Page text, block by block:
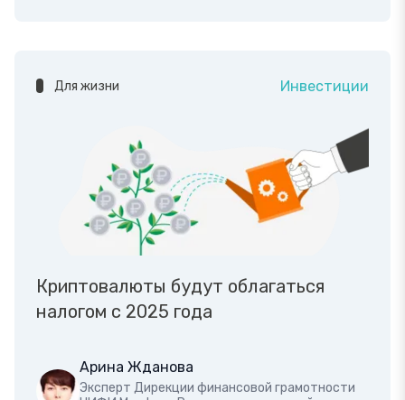
Для жизни Инвестиции
Криптовалюты будут облагаться
налогом с 2025 года
Арина Жданова
Эксперт Дирекции финансовой грамотности